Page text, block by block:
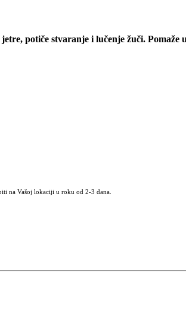
potiče stvaranje i lučenje žuči.
na Vašoj lokaciji u roku od 2-3 dana.